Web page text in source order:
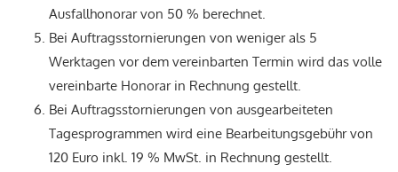
Ausfallhonorar von 50 % berechnet.
Bei Auftragsstornierungen von weniger als 5
Werktagen vor dem vereinbarten Termin wird das volle
vereinbarte Honorar in Rechnung gestellt.
Bei Auftragsstornierungen von ausgearbeiteten
Tagesprogrammen wird eine Bearbeitungsgebühr von
120 Euro inkl. 19 % MwSt. in Rechnung gestellt.